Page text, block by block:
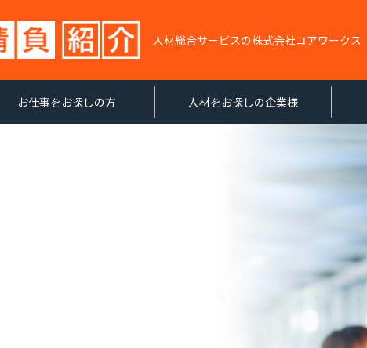
人材総合サービスの株式会社コアワークス
お仕事をお探しの方 人材をお探しの企業様